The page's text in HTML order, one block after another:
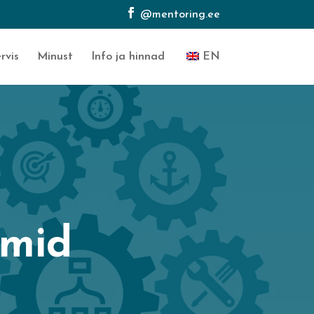
Minust Info ja hinnad EN